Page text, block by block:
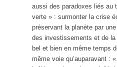
aussi des paradoxes liés au
verte » : surmonter la crise
préservant la planète par
des investissements et de la
bel et bien en même temps
même voie qu’auparavant :